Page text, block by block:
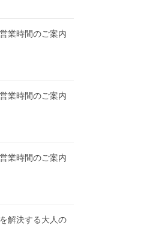
業時間のご案内
業時間のご案内
業時間のご案内
解決する大人の